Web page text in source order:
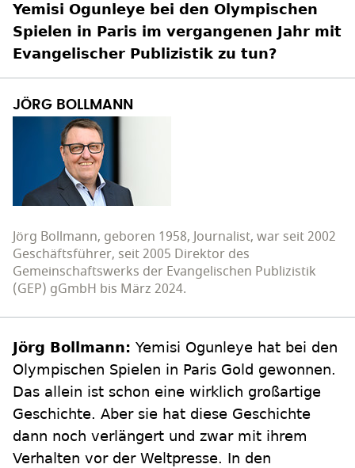
Yemisi Ogunleye bei den Olympischen
Spielen in Paris im vergangenen Jahr mit
Evangelischer Publizistik zu tun?
JÖRG BOLLMANN
Jörg Bollmann, geboren 1958, Journalist, war seit 2002
Geschäftsführer, seit 2005 Direktor des
Gemeinschaftswerks der Evangelischen Publizistik
(GEP) gGmbH bis März 2024.
Jörg Bollmann: Yemisi Ogunleye hat bei den
Olympischen Spielen in Paris Gold gewonnen.
Das allein ist schon eine wirklich großartige
Geschichte. Aber sie hat diese Geschichte
dann noch verlängert und zwar mit ihrem
Verhalten vor der Weltpresse. In den